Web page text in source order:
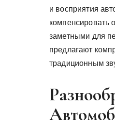
и восприятия
компенсировать
заметными для
предлагают
традиционным